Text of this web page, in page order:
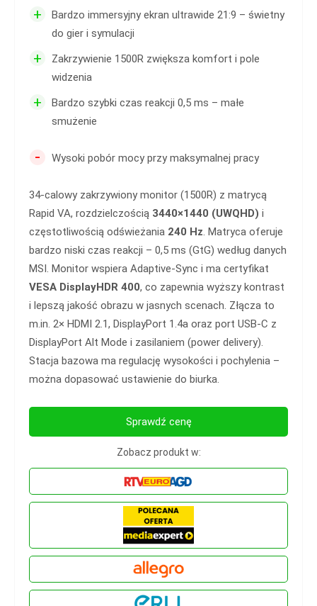
+
Bardzo immersyjny ekran ultrawide 21:9 – świetny
do gier i symulacji
+
Zakrzywienie 1500R zwiększa komfort i pole
widzenia
+
Bardzo szybki czas reakcji 0,5 ms – małe
smużenie
- Wysoki pobór mocy przy maksymalnej pracy
34-calowy zakrzywiony monitor (1500R) z matrycą
Rapid VA, rozdzielczością 3440×1440 (UWQHD) i
częstotliwością odświeżania 240 Hz. Matryca oferuje
bardzo niski czas reakcji – 0,5 ms (GtG) według danych
MSI. Monitor wspiera Adaptive-Sync i ma certyfikat
VESA DisplayHDR 400, co zapewnia wyższy kontrast
i lepszą jakość obrazu w jasnych scenach. Złącza to
m.in. 2× HDMI 2.1, DisplayPort 1.4a oraz port USB-C z
DisplayPort Alt Mode i zasilaniem (power delivery).
Stacja bazowa ma regulację wysokości i pochylenia –
można dopasować ustawienie do biurka.
Sprawdź cenę
Zobacz produkt w: